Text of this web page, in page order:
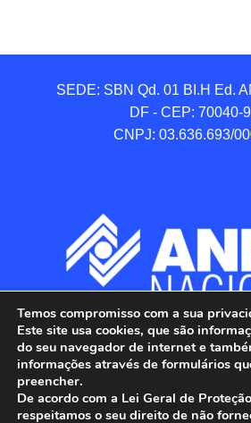
SEDE: SBN Qd. 01 BI.H Ed.
DF - CEP: 70040-
CNPJ: 03.636.693/
Temos compromisso com a sua
Este site usa cookies, que são
do seu navegador de internet e
informações através de formulários
preencher.
De acordo com a Lei Geral de
respeitamos o seu direito de não